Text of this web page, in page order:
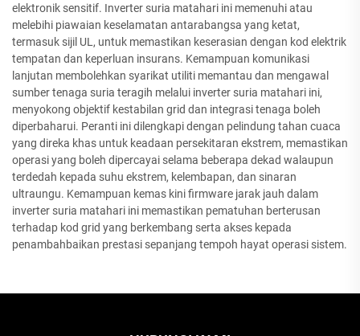
elektronik sensitif. Inverter suria matahari ini memenuhi atau
melebihi piawaian keselamatan antarabangsa yang ketat,
termasuk sijil UL, untuk memastikan keserasian dengan kod elektrik
tempatan dan keperluan insurans. Kemampuan komunikasi
lanjutan membolehkan syarikat utiliti memantau dan mengawal
sumber tenaga suria teragih melalui inverter suria matahari ini,
menyokong objektif kestabilan grid dan integrasi tenaga boleh
diperbaharui. Peranti ini dilengkapi dengan pelindung tahan cuaca
yang direka khas untuk keadaan persekitaran ekstrem, memastikan
operasi yang boleh dipercayai selama beberapa dekad walaupun
terdedah kepada suhu ekstrem, kelembapan, dan sinaran
ultraungu. Kemampuan kemas kini firmware jarak jauh dalam
inverter suria matahari ini memastikan pematuhan berterusan
terhadap kod grid yang berkembang serta akses kepada
penambahbaikan prestasi sepanjang tempoh hayat operasi sistem.